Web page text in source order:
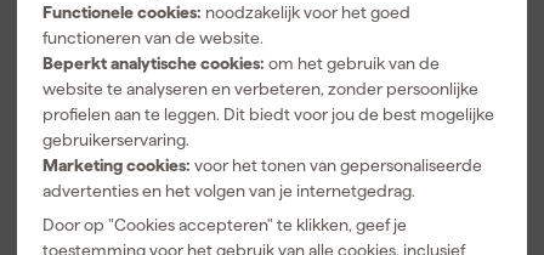
Functionele cookies: noodzakelijk voor het goed
functioneren van de website.
Beperkt analytische cookies: om het gebruik van de
website te analyseren en verbeteren, zonder persoonlijke
profielen aan te leggen. Dit biedt voor jou de best mogelijke
gebruikerservaring.
Marketing cookies: voor het tonen van gepersonaliseerde
advertenties en het volgen van je internetgedrag.
Door op "Cookies accepteren" te klikken, geef je
toestemming voor het gebruik van alle cookies, inclusief
3090000
Eenhands
Lijmklem PRO
ERGO -
TPN16BE2K
Gegoten
beugels - 160
bezorgd
Stanley
FMHT0-
Eenhandskle
m M - 300mm
bezorgd